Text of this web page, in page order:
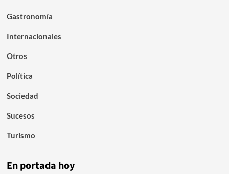
Gastronomía
Internacionales
Otros
Política
Sociedad
Sucesos
Turismo
En portada hoy